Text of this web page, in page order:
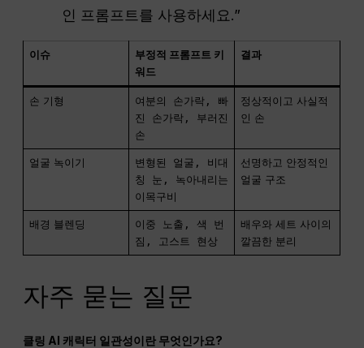
인 프롬프트를 사용하세요.”
이슈
부정적 프롬프트 키
워드
결과
손 기형
여분의 손가락, 빠
진 손가락, 부러진
손
정상적이고 사실적
인 손
얼굴 녹이기
변형된 얼굴, 비대
칭 눈, 녹아내리는
이목구비
선명하고 안정적인
얼굴 구조
배경 블렌딩
이중 노출, 색 번
짐, 고스트 현상
배우와 세트 사이의
깔끔한 분리
자주 묻는 질문
클링 AI 캐릭터 일관성이란 무엇인가요?